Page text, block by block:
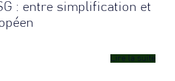
: entre simplification et
Lire la suite